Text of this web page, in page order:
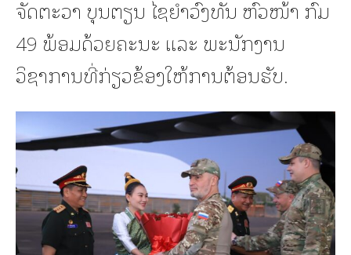
ຈັດຕະວາ ບຸນຕຽນ ໄຊຍຳວົງທັນ ຫົວໜ້າ ກົມ
49 ພ້ອມດ້ວຍຄະນະ ແລະ ພະນັກງານ
ວິຊາການທີ່ກ່ຽວຂ້ອງໃຫ້ການຕ້ອນຮັບ.